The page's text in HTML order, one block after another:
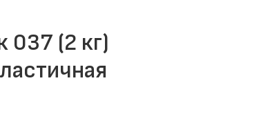
037 (2 кг)